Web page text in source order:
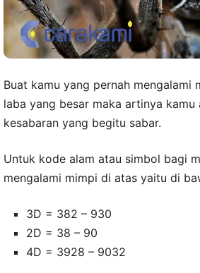
Buat kamu yang pernah mengalami
laba yang besar maka artinya kamu
kesabaran yang begitu sabar.
Untuk kode alam atau simbol bagi
mengalami mimpi di atas yaitu di
3D = 382 – 930
2D = 38 – 90
4D = 3928 – 9032